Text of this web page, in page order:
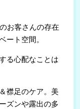
お客さんの存在
ート空間。
る心配なことは
襟足のケア。美
ズンや露出の多